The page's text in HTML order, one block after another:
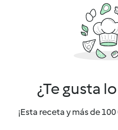
¿Te gusta
¡Esta receta y más de